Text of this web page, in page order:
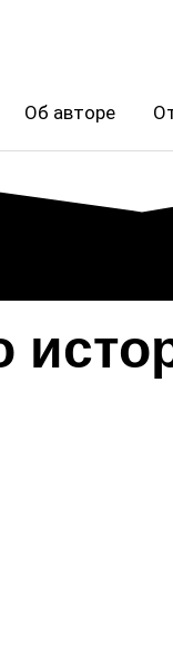
Об авторе